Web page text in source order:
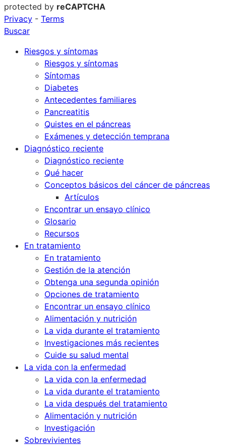
protected by reCAPTCHA
Privacy - Terms
Buscar
Riesgos y síntomas
Riesgos y síntomas
Síntomas
Diabetes
Antecedentes familiares
Pancreatitis
Quistes en el páncreas
Exámenes y detección temprana
Diagnóstico reciente
Diagnóstico reciente
Qué hacer
Conceptos básicos del cáncer de páncreas
Artículos
Encontrar un ensayo clínico
Glosario
Recursos
En tratamiento
En tratamiento
Gestión de la atención
Obtenga una segunda opinión
Opciones de tratamiento
Encontrar un ensayo clínico
Alimentación y nutrición
La vida durante el tratamiento
Investigaciones más recientes
Cuide su salud mental
La vida con la enfermedad
La vida con la enfermedad
La vida durante el tratamiento
La vida después del tratamiento
Alimentación y nutrición
Investigación
Sobrevivientes